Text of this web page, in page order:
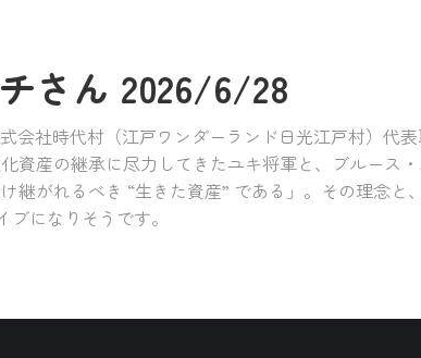
さん 2026/6/28
会社時代村（江戸ワンダーランド日光江戸村）代
資産の継承に尽力してきたユキ将軍と、ブルース
がれるべき “生きた資産” である」。その理念と
になりそうです。